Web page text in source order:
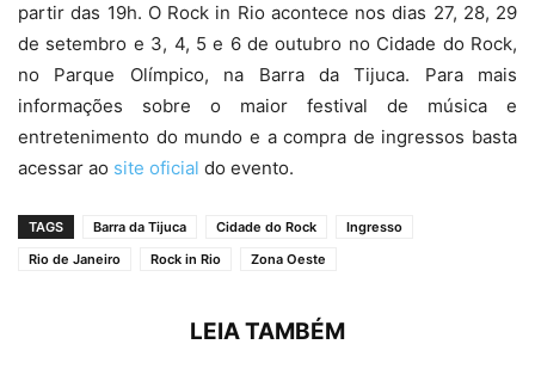
partir das 19h. O Rock in Rio acontece nos dias 27, 28, 29
de setembro e 3, 4, 5 e 6 de outubro no Cidade do Rock,
no Parque Olímpico, na Barra da Tijuca. Para mais
informações sobre o maior festival de música e
entretenimento do mundo e a compra de ingressos basta
acessar ao site oficial do evento.
TAGS Barra da Tijuca Cidade do Rock
Ingresso
Rio de Janeiro
Rock in Rio Zona Oeste
LEIA TAMBÉM